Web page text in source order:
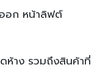
อก หน้าลิฟต์
ห้าง รวมถึงสินค้าที่